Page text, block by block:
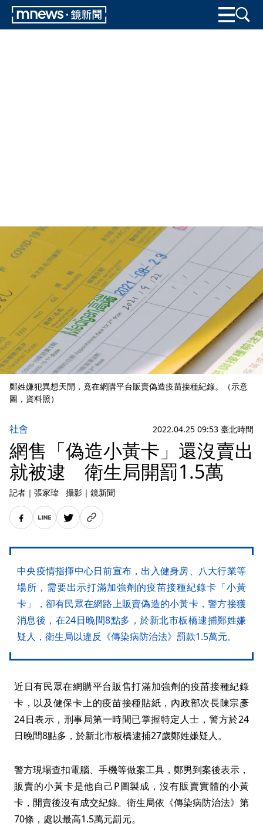
鄭姓嫌犯異想天開，竟在網購平台販賣偽造疫苗接種紀錄。（示意
圖，資料照）
社會 2022.04.25 09:53 臺北時間
網售「偽造小黃卡」還沒賣出
就被逮 衛生局開罰1.5萬
記者 ｜ 張家瑋 攝影 ｜ 鏡新聞
中央疫情指揮中心日前宣布，出入健身房、八大行業等
場所，需要出示打滿加強劑的疫苗接種紀錄卡「小黃
卡」，卻有民眾在網路上販賣偽造的小黃卡，警方接獲
消息後，在24日晚間8點多，於新北市板橋逮捕鄭姓嫌
疑人，衛生局以違反《傳染病防治法》罰款1.5萬元。
近日有民眾在網購平台販售打滿加強劑的疫苗接種紀錄
卡，以及健保卡上的疫苗接種貼紙，內政部次長陳宗彥
24日表示，刑事局第一時間已掌握特定人士，警方於24
日晚間8點多，於新北市板橋逮捕27歲鄭姓嫌疑人。
警方現場查扣電腦、手機等做案工具，鄭男到案後表示，
販賣的小黃卡是他自己P圖製成，沒有販賣實體的小黃
卡，開賣後沒有成交紀錄。衛生局依《傳染病防治法》第
70條，處以最高1.5萬元罰元。